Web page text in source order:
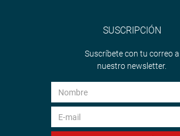
SUSCRIPCIÓN
Suscríbete con tu correo a
nuestro newsletter.